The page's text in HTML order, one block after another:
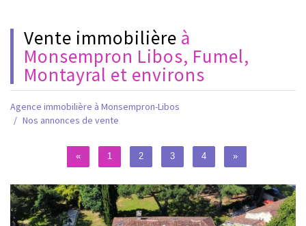
Vente immobilière à
Monsempron Libos, Fumel,
Montayral et environs
Agence immobilière à Monsempron-Libos
Nos annonces de vente
« 1 2 3 4 »